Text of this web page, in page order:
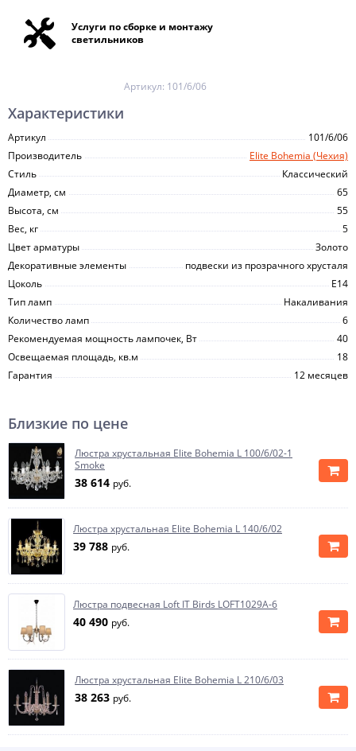
Услуги по сборке и монтажу
светильников
Артикул: 101/6/06
Характеристики
Артикул
101/6/06
Производитель
Elite Bohemia (Чехия)
Стиль
Классический
Диаметр, см
65
Высота, см
55
Вес, кг
5
Цвет арматуры
Золото
Декоративные элементы
подвески из прозрачного хрусталя
Цоколь
E14
Тип ламп
Накаливания
Количество ламп
6
Рекомендуемая мощность лампочек, Вт
40
Освещаемая площадь, кв.м
18
Гарантия
12 месяцев
Близкие по цене
Люстра хрустальная Elite Bohemia L 100/6/02-1
Smoke
38 614 руб.
Люстра хрустальная Elite Bohemia L 140/6/02
39 788 руб.
Люстра подвесная Loft IT Birds LOFT1029A-6
40 490 руб.
Люстра хрустальная Elite Bohemia L 210/6/03
38 263 руб.